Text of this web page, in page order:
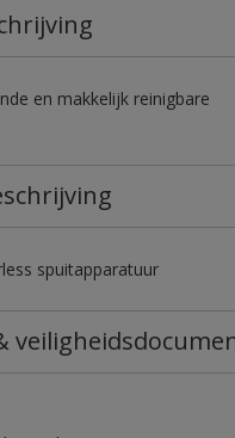
en makkelijk reinigbare
spuitapparatuur